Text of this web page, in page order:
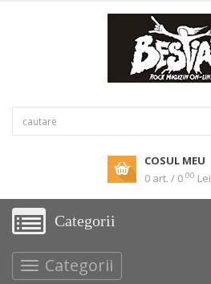
COSUL MEU
0 art. / 0 00 Lei
Categorii
Categorii